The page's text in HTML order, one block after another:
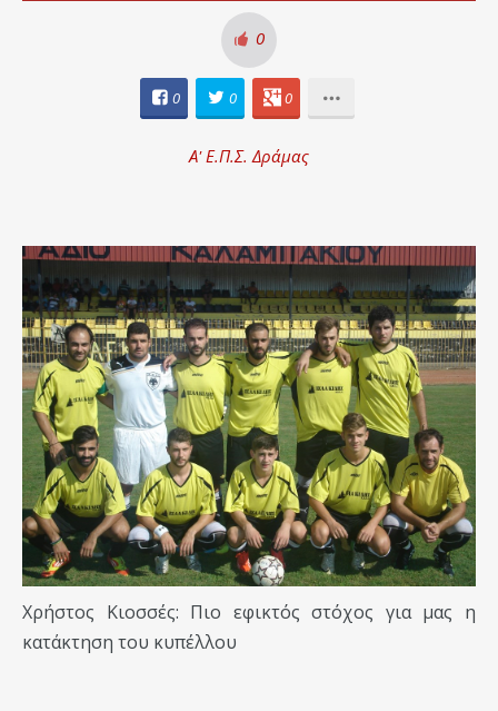
0
0 0 0
Α' Ε.Π.Σ. Δράμας
Χρήστος Κιοσσές: Πιο εφικτός στόχος για μας η
κατάκτηση του κυπέλλου